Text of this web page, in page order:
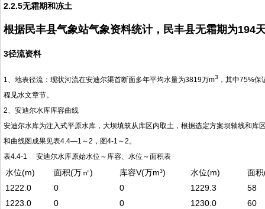
2.2.5无霜期和冻土
根据民丰县气象站气象资料统计，民丰县无霜期为194
3径流资料
1、地表径流：现状河流在安迪尔渠首断面多年平均水量为3819万m3 ，其中75%
程见水文章节。
2、安迪尔水库库容曲线
安迪尔水库为注入式平原水库，大坝填筑从库区内取土，根据选定方案坝轴线和
和曲线图成果见表4.4—1～2，图4-1～2。
表4.4-1 安迪尔水库原始水位～库容、水位～面积表
水位(m) 面积(万㎡) 库容V(万m³) 水位(m)
面
1222.0
0 0 1229.3
58
1223.0
0 0 1230.0
60